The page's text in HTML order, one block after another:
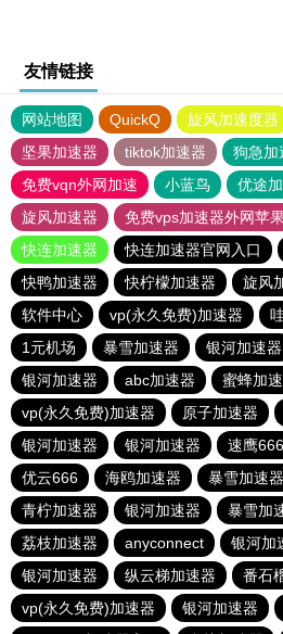
友情链接
网站地图 QuickQ 旋风加速度器
坚果加速器
tiktok加速器
狗急加
免费vqn外网加速
小蓝鸟 优途
旋风加速器
免费vps加速器外网苹
快连加速器
快连加速器官网入口
快鸭加速器
快柠檬加速器 旋风
软件中心
vp(永久免费)加速器
1元机场
暴雪加速器 银河加速器
银河加速器
abc加速器 蜜蜂加
vp(永久免费)加速器
原子加速器
银河加速器
银河加速器 速鹰666
优云666
海鸥加速器 暴雪加速器
青柠加速器
银河加速器 暴雪加
荔枝加速器
anyconnect 银河加
银河加速器
纵云梯加速器 番石
vp(永久免费)加速器
银河加速器